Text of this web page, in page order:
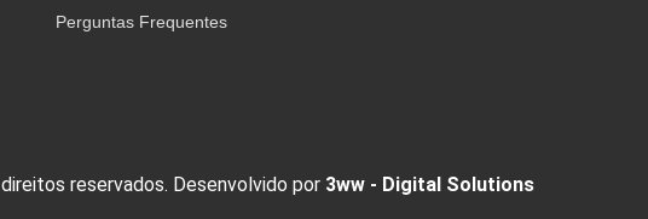
Perguntas Frequentes
reservados. Desenvolvido por 3ww - Digital Solutions